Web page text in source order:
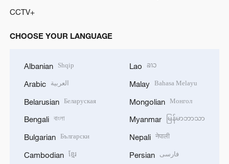
CCTV+
CHOOSE YOUR LANGUAGE
Albanian Shqip
Arabic العربية
Belarusian Беларуская
Bengali বাংলা
Bulgarian Български
Cambodian ខ្មែរ
Lao ລາວ
Malay Bahasa Melayu
Mongolian Монгол
Myanmar မြန်မာဘာသာ
Nepali नेपाली
Persian فارسی